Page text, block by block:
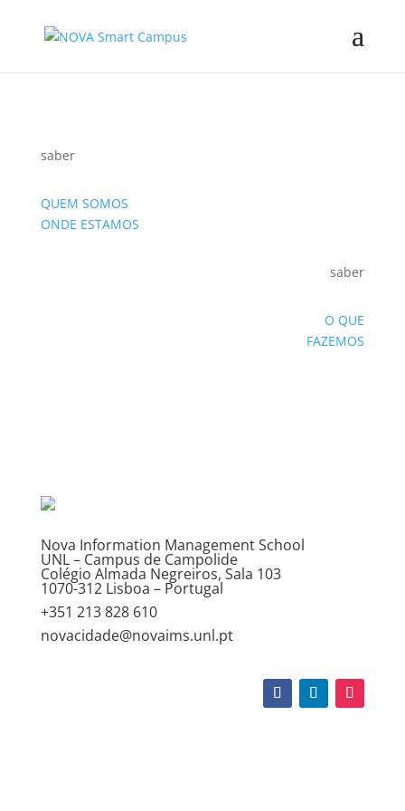
saber
QUEM SOMOS
ONDE ESTAMOS
saber
O QUE
FAZEMOS
Nova Information Management School
UNL – Campus de Campolide
Colégio Almada Negreiros, Sala 103
1070-312 Lisboa – Portugal
+351 213 828 610
novacidade@novaims.unl.pt